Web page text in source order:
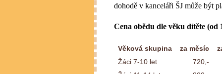
dohodě v kanceláři ŠJ může být
Cena obědu dle věku dítěte (od
Věková skupina za měsíc
Žáci 7-10 let
720,-